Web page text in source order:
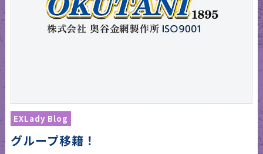
EXLady Blog
グループ移籍！